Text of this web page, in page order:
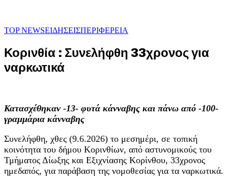
TOP NEWSΕΙΔΗΣΕΙΣΠΕΡΙΦΕΡΕΙΑ
Κορινθία : Συνελήφθη 33χρονος για
ναρκωτικά
Κατασχέθηκαν -13- φυτά κάνναβης και πάνω από -100-
γραμμάρια κάνναβης
Συνελήφθη, χθες (9.6.2026) το μεσημέρι, σε τοπική
κοινότητα του δήμου Κορινθίων, από αστυνομικούς του
Τμήματος Δίωξης και Εξιχνίασης Κορίνθου, 33χρονος
ημεδαπός, για παράβαση της νομοθεσίας για τα ναρκωτικά.